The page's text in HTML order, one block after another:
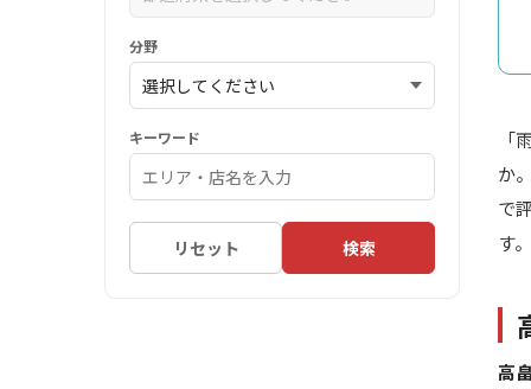
か
で
す。
高
分野
キーワード
リセット 検索